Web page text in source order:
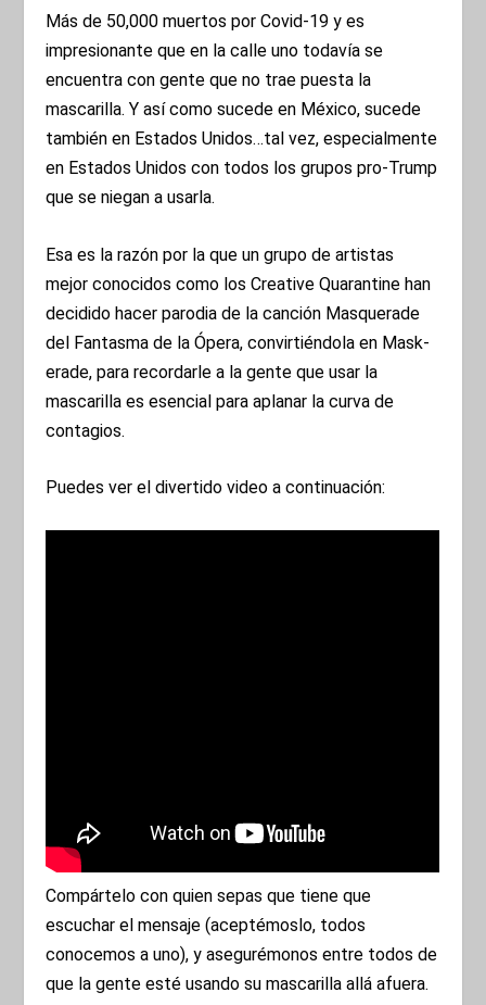
Más de 50,000 muertos por Covid-19 y es
impresionante que en la calle uno todavía se
encuentra con gente que no trae puesta la
mascarilla. Y así como sucede en México, sucede
también en Estados Unidos…tal vez, especialmente
en Estados Unidos con todos los grupos pro-Trump
que se niegan a usarla.
Esa es la razón por la que un grupo de artistas
mejor conocidos como los Creative Quarantine han
decidido hacer parodia de la canción Masquerade
del Fantasma de la Ópera, convirtiéndola en Mask-
erade, para recordarle a la gente que usar la
mascarilla es esencial para aplanar la curva de
contagios.
Puedes ver el divertido video a continuación:
Compártelo con quien sepas que tiene que
escuchar el mensaje (aceptémoslo, todos
conocemos a uno), y asegurémonos entre todos de
que la gente esté usando su mascarilla allá afuera.